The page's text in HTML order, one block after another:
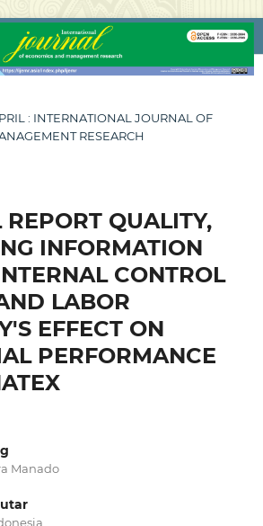
: INTERNATIONAL JOURNAL OF
RESEARCH
QUALITY,
INFORMATION
CONTROL
LABOR
EFFECT ON
PERFORMANCE
Manado